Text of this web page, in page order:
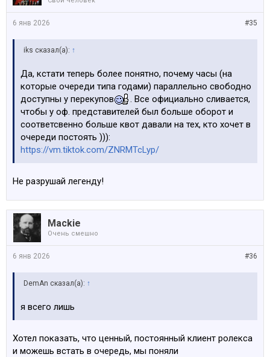
#35
6 янв 2026
iks сказал(а): ↑
Да, кстати теперь более понятно, почему часы (на
которые очереди типа годами) параллельно свободно
доступны у перекупов
. Все официально сливается,
чтобы у оф. представителей был больше оборот и
соответсвенно больше квот давали на тех, кто хочет в
очереди постоять ))):
https://vm.tiktok.com/ZNRMTcLyp/
Не разрушай легенду!
Mackie
Очень смешно
#36
6 янв 2026
DemAn сказал(а): ↑
я всего лишь
Хотел показать, что ценный, постоянный клиент ролекса
и можешь встать в очередь, мы поняли